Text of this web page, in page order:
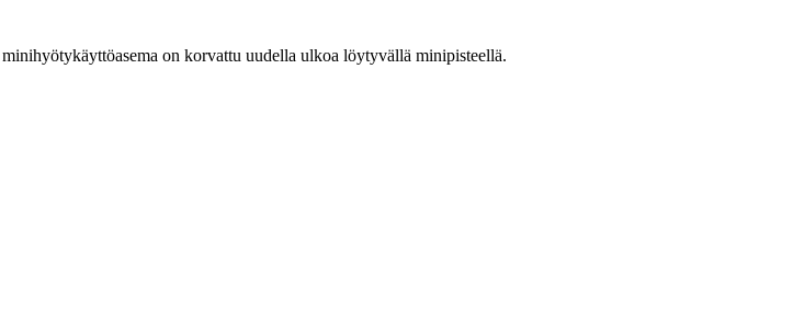
on korvattu uudella ulkoa löytyvällä minipisteellä.